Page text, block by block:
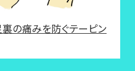
裏の痛みを防ぐテーピン